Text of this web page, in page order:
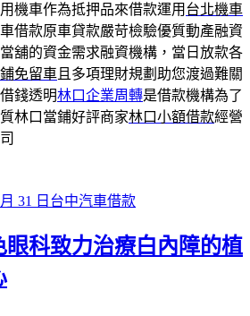
機車作為抵押品來借款運用 台北機車
借款原車貸款嚴苛檢驗優質動產融資
舖的資金需求融資機構，當日放款各
免留車 且多項理財規劃助您渡過難關
錢透明林口企業周轉是借款機構為了
林口當鋪好評商家林口小額借款經營
31 日 類
台中汽車借款
眼科致力治療白內障的植